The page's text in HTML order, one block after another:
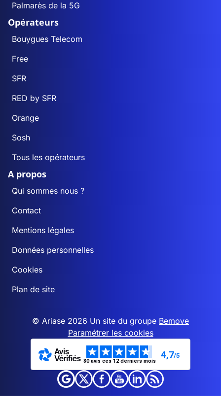
Palmarès de la 5G
Opérateurs
Bouygues Telecom
Free
SFR
RED by SFR
Orange
Sosh
Tous les opérateurs
A propos
Qui sommes nous ?
Contact
Mentions légales
Données personnelles
Cookies
Plan de site
© Ariase 2026 Un site du groupe Bemove
Paramétrer les cookies
80 avis ces 12 derniers mois
4,7/5